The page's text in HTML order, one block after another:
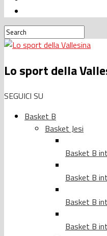
Lo sport della
SEGUICI SU
Basket B
Basket Jesi
Basket B
Basket B
Basket B
Basket B